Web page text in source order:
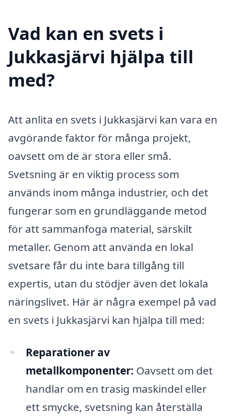
Vad kan en svets i
Jukkasjärvi hjälpa till
med?
Att anlita en svets i Jukkasjärvi kan vara en
avgörande faktor för många projekt,
oavsett om de är stora eller små.
Svetsning är en viktig process som
används inom många industrier, och det
fungerar som en grundläggande metod
för att sammanfoga material, särskilt
metaller. Genom att använda en lokal
svetsare får du inte bara tillgång till
expertis, utan du stödjer även det lokala
näringslivet. Här är några exempel på vad
en svets i Jukkasjärvi kan hjälpa till med:
Reparationer av
metallkomponenter: Oavsett om det
handlar om en trasig maskindel eller
ett smycke, svetsning kan återställa